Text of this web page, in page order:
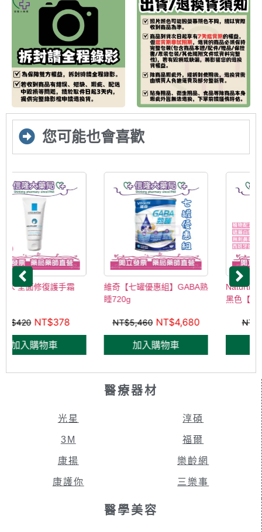
您可能也會喜歡
維奇【七罐優惠組】GABA熟
NT$5,460
4,680
加入購物車
Naturtint赫本染髮劑 3N深棕
NT$400 NT$
加入購物車
醫療器材
光星
3M
康揚
康護你
淳碩
福爾
樂齡網
三樂事
醫學美容